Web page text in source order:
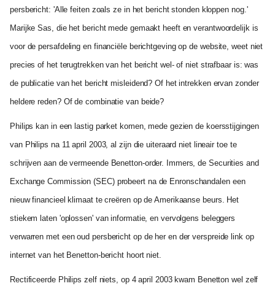
persbericht: 'Alle feiten zoals ze in het bericht stonden kloppen nog.'
Marijke Sas, die het bericht mede gemaakt heeft en verantwoordelijk is
voor de persafdeling en financiële berichtgeving op de website, weet niet
precies of het terugtrekken van het bericht wel- of niet strafbaar is: was
de publicatie van het bericht misleidend? Of het intrekken ervan zonder
heldere reden? Of de combinatie van beide?
Philips kan in een lastig parket komen, mede gezien de koersstijgingen
van Philips na 11 april 2003, al zijn die uiteraard niet lineair toe te
schrijven aan de vermeende Benetton-order. Immers, de Securities and
Exchange Commission (SEC) probeert na de Enronschandalen een
nieuw financieel klimaat te creëren op de Amerikaanse beurs. Het
stiekem laten 'oplossen' van informatie, en vervolgens beleggers
verwarren met een oud persbericht op de her en der verspreide link op
internet van het Benetton-bericht hoort niet.
Rectificeerde Philips zelf niets, op 4 april 2003 kwam Benetton wel zelf